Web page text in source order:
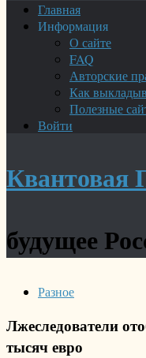
Главная
Информация
О сайте
FAQ
Авторские
Как
Полезные
Войти
Квантовая
будущее
Разное
Лжеследователи
тысяч евро